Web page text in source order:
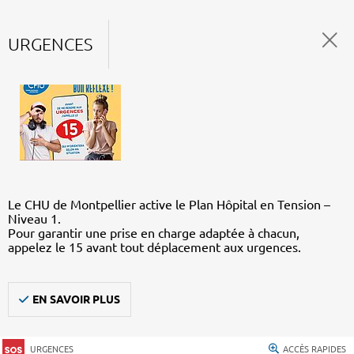
URGENCES
Le CHU de Montpellier active le Plan Hôpital en Tension –
Niveau 1.
Pour garantir une prise en charge adaptée à chacun,
appelez le 15 avant tout déplacement aux urgences.
EN SAVOIR PLUS
URGENCES ACCÈS RAPIDES